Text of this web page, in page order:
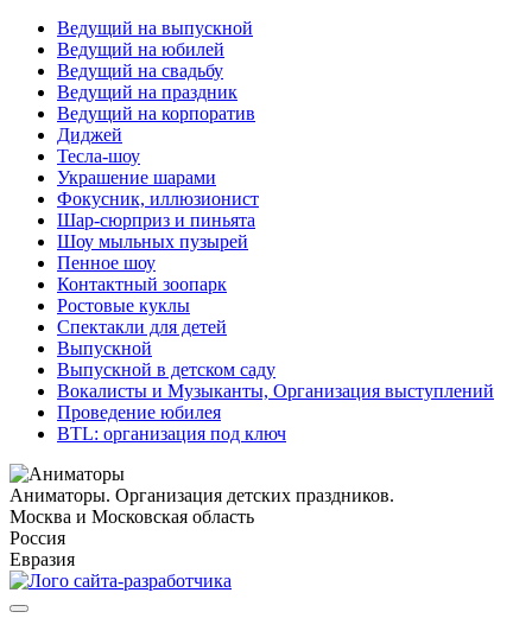
Ведущий на выпускной
Ведущий на юбилей
Ведущий на свадьбу
Ведущий на праздник
Ведущий на корпоратив
Диджей
Тесла-шоу
Украшение шарами
Фокусник, иллюзионист
Шар-сюрприз и пиньята
Шоу мыльных пузырей
Пенное шоу
Контактный зоопарк
Ростовые куклы
Спектакли для детей
Выпускной
Выпускной в детском саду
Вокалисты и Музыканты, Организация выступлений
Проведение юбилея
BTL: организация под ключ
Аниматоры. Организация детских праздников.
Москва и Московская область
Россия
Евразия